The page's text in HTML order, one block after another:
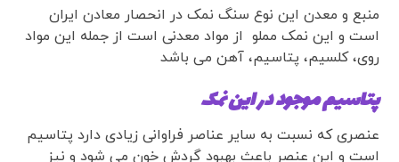
منبع و معدن این نوع سنگ نمک در انحصار معادن ایران
است و این نمک مملو از مواد معدنی است از جمله این مواد
روی، کلسیم، پتاسیم، آهن می باشد
پتاسیم موجود در این نمک
عنصری که نسبت به سایر عناصر فراوانی زیادی دارد پتاسیم
است و این عنصر باعث بهبود گردش خون می شود و نیز